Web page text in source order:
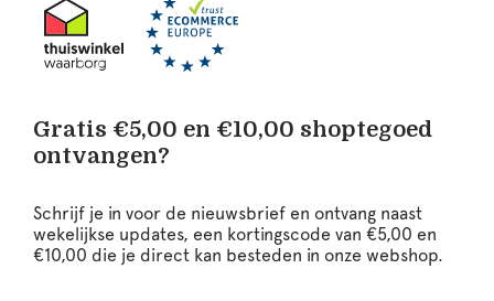
Gratis €5,00 en €10,00 shoptegoed
ontvangen?
Schrijf je in voor de nieuwsbrief en ontvang naast
wekelijkse updates, een kortingscode van €5,00 en
€10,00 die je direct kan besteden in onze webshop.